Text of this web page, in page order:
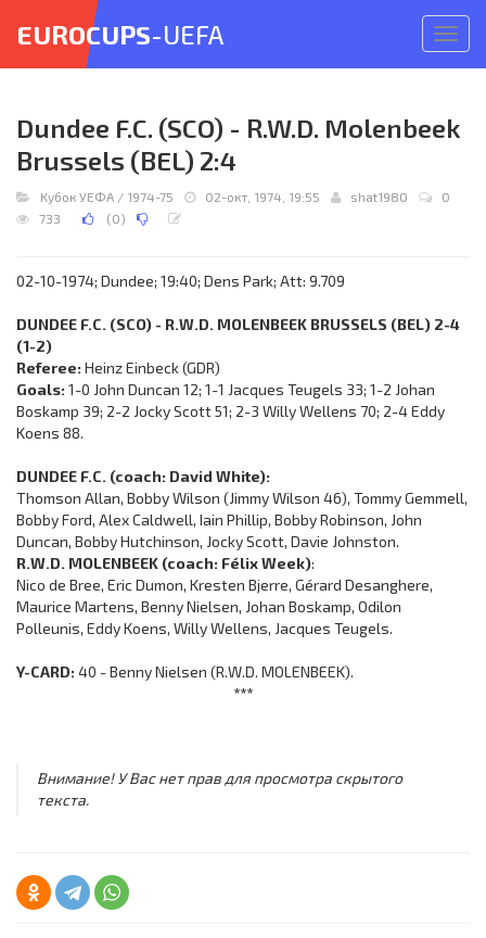
меню
EUROCUPS-UEFA
Dundee F.C. (SCO) - R.W.D. Molenbeek
Brussels (BEL) 2:4
Кубок УЕФА / 1974-75 02-окт, 1974, 19:55 shat1980
0
733
(0)
02-10-1974; Dundee; 19:40; Dens Park; Att: 9.709
DUNDEE F.C. (SCO) - R.W.D. MOLENBEEK BRUSSELS (BEL) 2-4
(1-2)
Referee: Heinz Einbeck (GDR)
Goals: 1-0 John Duncan 12; 1-1 Jacques Teugels 33; 1-2 Johan
Boskamp 39; 2-2 Jocky Scott 51; 2-3 Willy Wellens 70; 2-4 Eddy
Koens 88.
DUNDEE F.C. (coach: David White):
Thomson Allan, Bobby Wilson (Jimmy Wilson 46), Tommy Gemmell,
Bobby Ford, Alex Caldwell, Iain Phillip, Bobby Robinson, John
Duncan, Bobby Hutchinson, Jocky Scott, Davie Johnston.
R.W.D. MOLENBEEK (coach: Félix Week):
Nico de Bree, Eric Dumon, Kresten Bjerre, Gérard Desanghere,
Maurice Martens, Benny Nielsen, Johan Boskamp, Odilon
Polleunis, Eddy Koens, Willy Wellens, Jacques Teugels.
Y-CARD: 40 - Benny Nielsen (R.W.D. MOLENBEEK).
***
Внимание! У Вас нет прав для просмотра скрытого
текста.